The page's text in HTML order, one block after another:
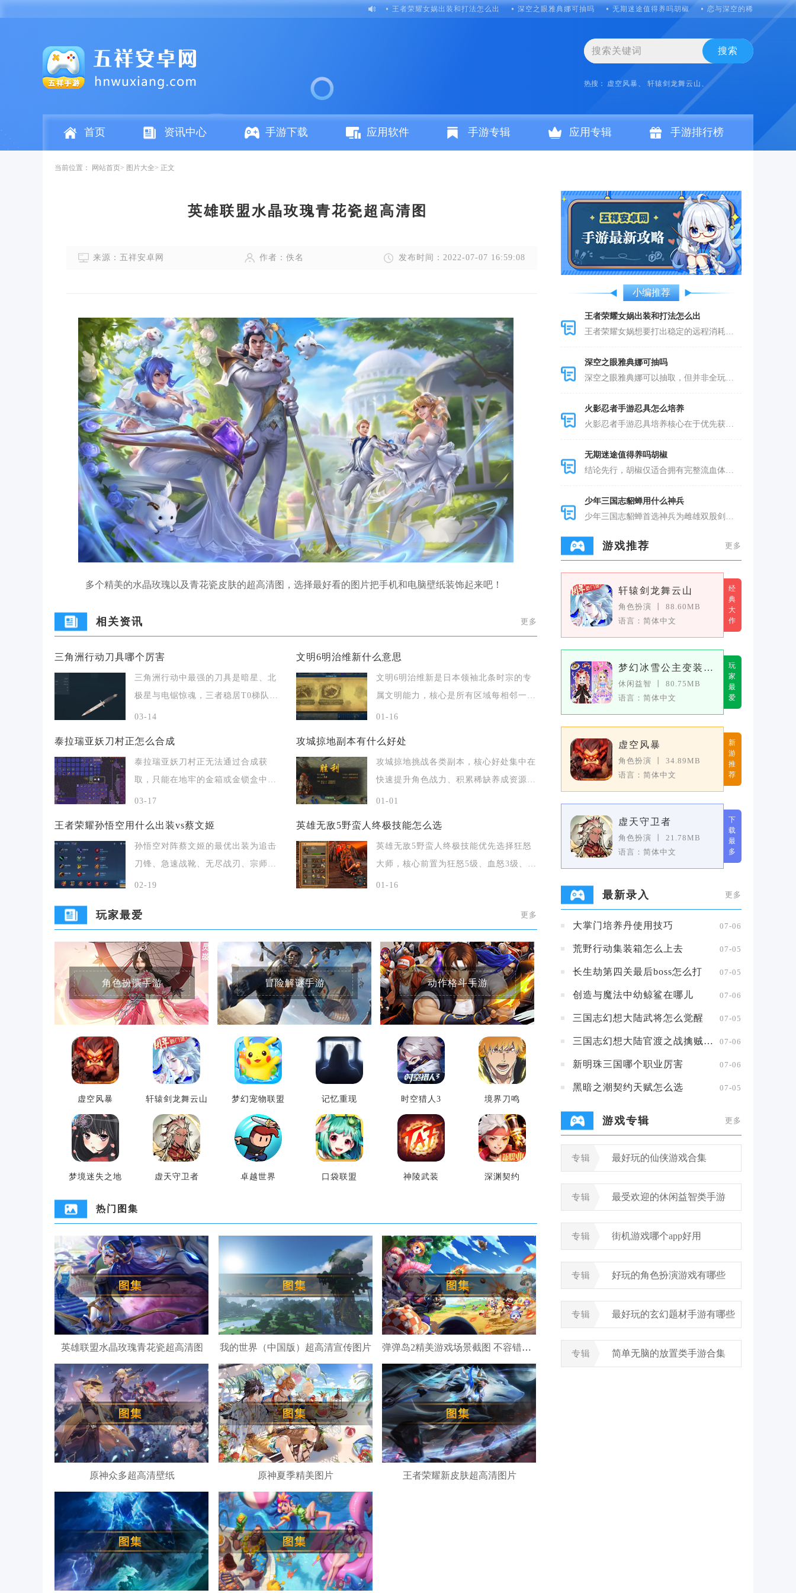
王者荣耀女娲出装和打法怎么出 深空之眼雅典娜可抽吗 无期迷途值得养吗胡椒 恋与深空的稀有突破晶核
搜索
热搜： 虚空风暴、 轩辕剑龙舞云山、
首页 资讯中心 手游下载 应用软件 手游专辑 应用专辑 手游排行榜
当前位置： 网站首页 图片大全 正文
英雄联盟水晶玫瑰青花瓷超高清图
来源：五祥安卓网 作者：佚名 发布时间：2022-07-07 16:59:08
多个精美的水晶玫瑰以及青花瓷皮肤的超高清图，选择最好看的图片把手机和电脑壁纸装饰起来吧！
相关资讯 更多
三角洲行动刀具哪个厉害
三角洲行动中最强的刀具是暗星、北
极星与电锯惊魂，三者稳居T0梯队，
综合强度远超其
03-14
文明6明治维新什么意思
文明6明治维新是日本领袖北条时宗的专
属文明能力，核心是所有区域每相邻一个
其他区域
01-16
泰拉瑞亚妖刀村正怎么合成
泰拉瑞亚妖刀村正无法通过合成获
取，只能在地牢的金箱或金锁盒中概
率开出，是合成永夜
03-17
攻城掠地副本有什么好处
攻城掠地挑战各类副本，核心好处集中在
快速提升角色战力、积累稀缺养成资源、
解锁高阶
01-01
王者荣耀孙悟空用什么出装vs蔡文姬
孙悟空对阵蔡文姬的最优出装为追击
刀锋、急速战靴、无尽战刃、宗师之
力、碎星锤、制裁
02-19
英雄无敌5野蛮人终极技能怎么选
英雄无敌5野蛮人终极技能优先选择狂怒
大师，核心前置为狂怒5级、血怒3级、狂
战士之
01-16
玩家最爱 更多
角色扮演手游
虚空风暴 轩辕剑龙舞云山
梦境迷失之地 虚天守卫者
冒险解谜手游
梦幻宠物联盟 记忆重现
卓越世界 口袋联盟
动作格斗手游
时空猎人3 境界刀鸣
神陵武装 深渊契约
热门图集
英雄联盟水晶玫瑰青花瓷超高清图 我的世界（中国版）超高清宣传图片 弹弹岛2精美游戏场景截图 不容错过的岛上风景
原神众多超高清壁纸 原神夏季精美图片 王者荣耀新皮肤超高清图片
小编推荐
王者荣耀女娲出装和打法怎么出
王者荣耀女娲想要打出稳定的远程消耗与团战
深空之眼雅典娜可抽吗
深空之眼雅典娜可以抽取，但并非全玩家必抽
火影忍者手游忍具怎么培养
火影忍者手游忍具培养核心在于优先获取究忍
无期迷途值得养吗胡椒
结论先行，胡椒仅适合拥有完整流血体系、资
少年三国志貂蝉用什么神兵
少年三国志貂蝉首选神兵为雌雄双股剑与闭月
游戏推荐 更多
轩辕剑龙舞云山
角色扮演
88.60MB
语言：简体中文
经
典
大
作
梦幻冰雪公主变装女王
休闲益智
80.75MB
语言：简体中文
玩
家
最
爱
虚空风暴
角色扮演
34.89MB
语言：简体中文
新
游
推
荐
虚天守卫者
角色扮演
21.78MB
语言：简体中文
下
载
最
多
最新录入 更多
大掌门培养丹使用技巧 07-06
荒野行动集装箱怎么上去 07-05
长生劫第四关最后boss怎么打 07-05
创造与魔法中幼鲸鲨在哪儿 07-06
三国志幻想大陆武将怎么觉醒 07-05
三国志幻想大陆官渡之战擒贼擒王攻略 07-06
新明珠三国哪个职业厉害 07-06
黑暗之潮契约天赋怎么选 07-05
游戏专辑 更多
专辑 最好玩的仙侠游戏合集
专辑 最受欢迎的休闲益智类手游
专辑 街机游戏哪个app好用
专辑 好玩的角色扮演游戏有哪些
专辑 最好玩的玄幻题材手游有哪些
专辑 简单无脑的放置类手游合集